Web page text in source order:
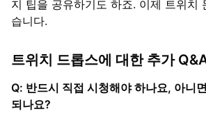
지 팁을 공유하기도 하죠. 이제 트위치
습니다.
트위치 드롭스에 대한 추가
Q: 반드시 직접 시청해야 하나요, 아니
되나요?